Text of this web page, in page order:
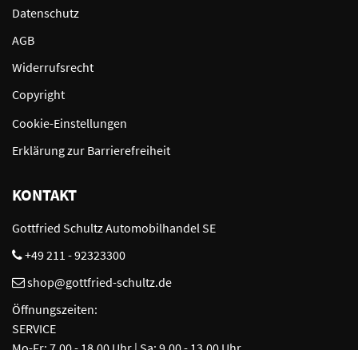
Datenschutz
AGB
Widerrufsrecht
Copyright
Cookie-Einstellungen
Erklärung zur Barrierefreiheit
KONTAKT
Gottfried Schultz Automobilhandel SE
+49 211 - 92323300
shop@gottfried-schultz.de
Öffnungszeiten:
SERVICE